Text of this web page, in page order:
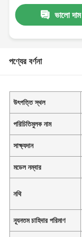
ভালো দাম
পণ্যের বর্ণনা
উৎপত্তি স্থল
পরিচিতিমুলক নাম
সাক্ষ্যদান
মডেল নম্বার
নথি
ন্যূনতম চাহিদার পরিমাণ